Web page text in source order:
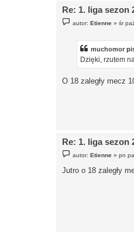
Re: 1. liga sezon
o
autor:Etienne »śr
muchomor
Dzięki, rzutem
O 18 zaległy mecz
Re: 1. liga sezon
o
t
autor:Etienne »pn
Jutro o 18 zaległy